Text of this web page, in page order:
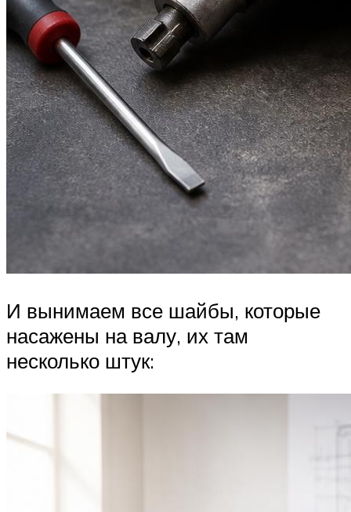
И вынимаем все шайбы, которые
насажены на валу, их там
несколько штук: